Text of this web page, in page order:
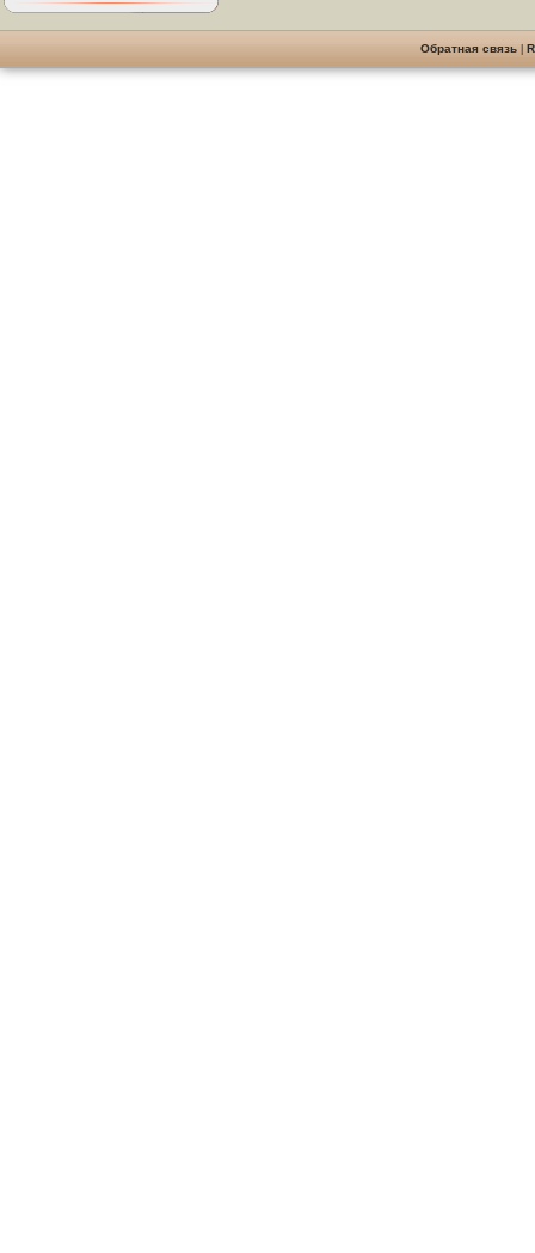
Обратная связь